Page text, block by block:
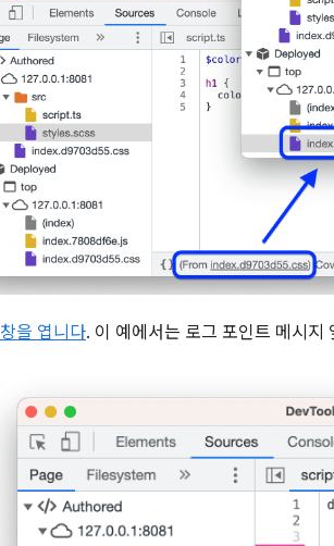
창을 엽니다. 이 예에서는 로그 포인트 메시지